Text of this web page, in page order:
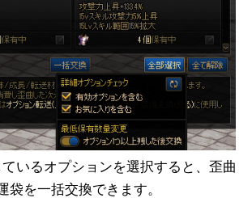
ているオプションを選択すると、歪曲
袋を一括交換できます。